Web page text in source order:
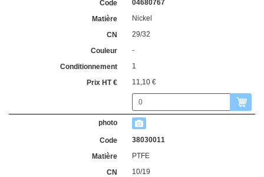
04680767
Nickel
29/32
-
1
11,10 €
38030011
PTFE
10/19